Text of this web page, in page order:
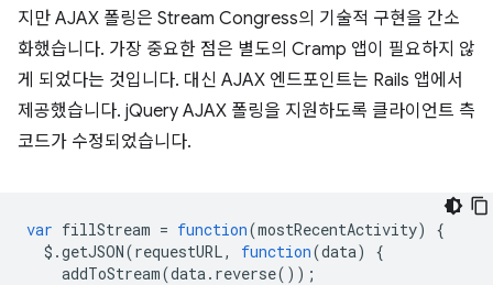
지만 AJAX 폴링은 Stream Congress의 기술적 구현을 간소
화했습니다. 가장 중요한 점은 별도의 Cramp 앱이 필요하지 않
게 되었다는 것입니다. 대신 AJAX 엔드포인트는 Rails 앱에서
제공했습니다. jQuery AJAX 폴링을 지원하도록 클라이언트 측
코드가 수정되었습니다.
var fillStream = function(mostRecentActivity)
{
$ .getJSON(requestURL, function(data)
{
addToStream(data. reverse());